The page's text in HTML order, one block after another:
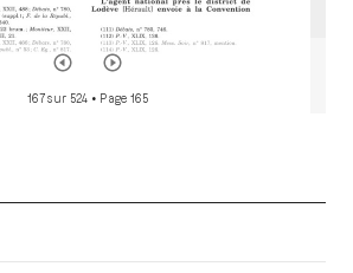
167 sur 524 • Page 165